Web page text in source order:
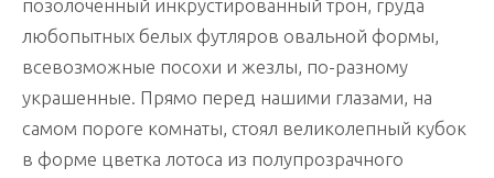
позолоченный инкрустированный трон, груда
любопытных белых футляров овальной формы,
всевозможные посохи и жезлы, по-разному
украшенные. Прямо перед нашими глазами, на
самом пороге комнаты, стоял великолепный кубок
в форме цветка лотоса из полупрозрачного